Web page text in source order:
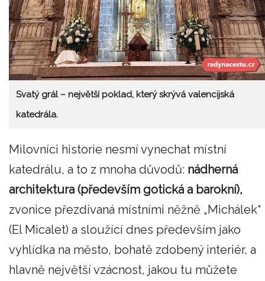
Svatý grál – největší poklad, který skrývá valencijská
katedrála.
Milovníci historie nesmí vynechat místní
katedrálu, a to z mnoha důvodů: nádherná
architektura (především gotická a barokní),
zvonice přezdívaná místními něžně „Michálek“
(El Micalet) a sloužící dnes především jako
vyhlídka na město, bohatě zdobený interiér, a
hlavně největší vzácnost, jakou tu můžete